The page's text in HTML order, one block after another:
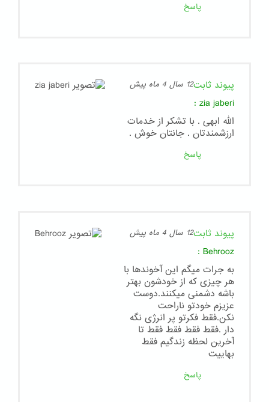
پاسخ
پیوند ثابت12 سال 4 ماه پیش
zia jaberi
:
الله ابهی . با تشکر از خدمات
ارزشمندتان . جانتان خوش .
پاسخ
پیوند ثابت12 سال 4 ماه پیش
Behrooz
:
به جرات میگم این آخوندها با
هر چیزی که از خودشون بهتر
باشه دشمنی میکنند.دوست
عزیزم خودتو ناراحت
نکن.فقط فکرتو پر انرژی نگه
دار .فقط فقط فقط فقط تا
آخرین لحظه زندگیم فقط
بهاییت
پاسخ